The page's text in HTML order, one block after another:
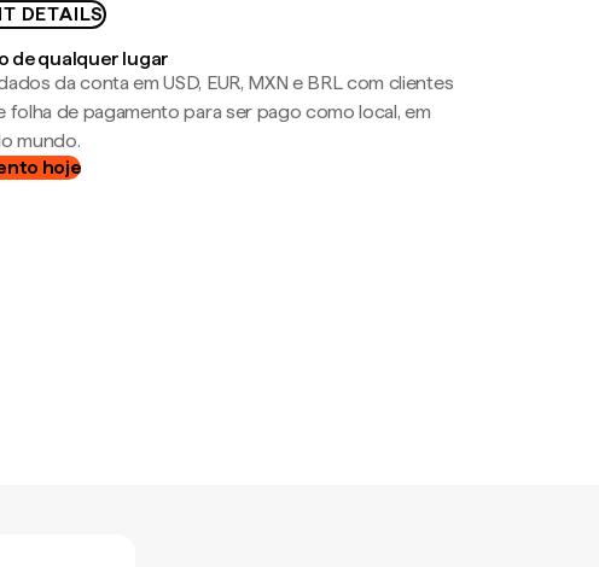
DETAILS
de qualquer lugar
da conta em USD, EUR, MXN e BRL com clientes
folha de pagamento para ser pago como local, em
mundo.
hoje